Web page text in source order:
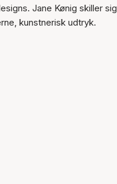
Jane Kønig skiller
kunstnerisk udtryk.